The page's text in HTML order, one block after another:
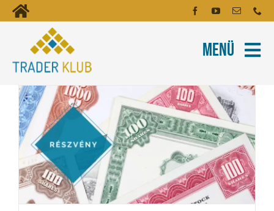
Kihagyás
Toggle
Navigation
Kezdőoldal
Fiókom
Hírlevél
Kapcsolat
Menü
Oktatóanyagok
Tartalmak
Képzés